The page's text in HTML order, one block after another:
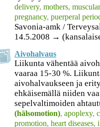
delivery, mothers,
pregnancy, puerperal
Savonia-amk /
14.5.2008 →
Aivohalvaus
Liikunta vähentää
vaaraa 15-30 %.
aivohalvaukseen ja
ehkäisemällä niiden
sepelvaltimoiden
(hälsomotion), apoplexy,
promotion, heart diseases,